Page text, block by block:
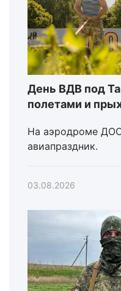
День ВДВ под
полетами и
На аэродроме
авиапраздник.
03.08.2026